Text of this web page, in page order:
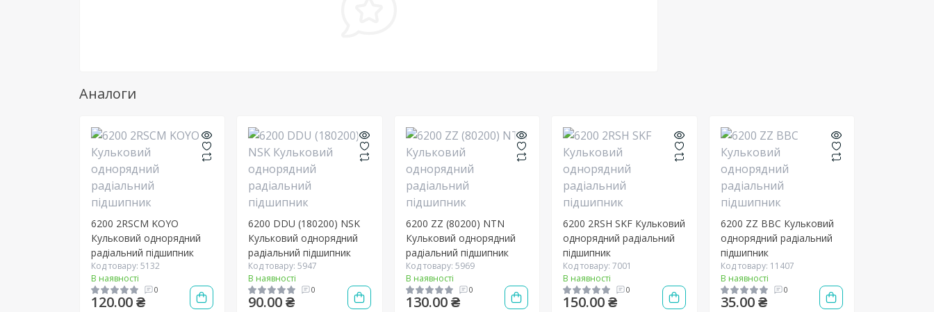
Аналоги
6200 2RSCM KOYO
Кульковий однорядний
радіальний підшипник
Код товару: 5132
В наявності
0
120.00 ₴
6200 DDU (180200) NSK
Кульковий однорядний
радіальний підшипник
Код товару: 5947
В наявності
0
90.00 ₴
6200 ZZ (80200) NTN
Кульковий однорядний
радіальний підшипник
Код товару: 5969
В наявності
0
130.00 ₴
6200 2RSH SKF Кульковий
однорядний радіальний
підшипник
Код товару: 7001
В наявності
0
150.00 ₴
6200 ZZ BBC Кульковий
однорядний радіальний
підшипник
Код товару: 11407
В наявності
0
35.00 ₴